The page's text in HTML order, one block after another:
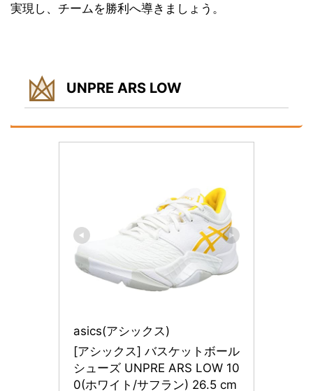
実現し、チームを勝利へ導きましょう。
UNPRE ARS LOW
asics(アシックス)
[アシックス] バスケットボール
シューズ UNPRE ARS LOW 10
0(ホワイト/サフラン) 26.5 cm